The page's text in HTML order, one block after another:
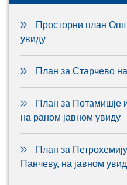
Просторни план
увиду
План за Старчево
План за Потамишје
на раном јавном увиду
План за
Панчеву, на јавном